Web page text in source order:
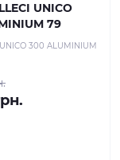
UNICO
79
UNICO 300 ALUMINIUM